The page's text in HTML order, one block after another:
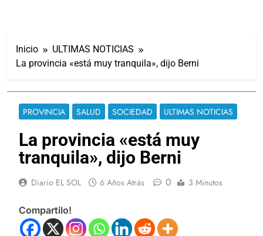
Inicio
ULTIMAS NOTICIAS
La provincia «está muy tranquila», dijo Berni
PROVINCIA SALUD SOCIEDAD ULTIMAS NOTICIAS
La provincia «está muy
tranquila», dijo Berni
Diario EL SOL 6 Años Atrás 0 3 Minutos
Compartilo!